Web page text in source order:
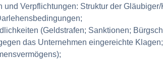
und Verpflichtungen: Struktur der
(Geldstrafen; Sanktionen;
das Unternehmen eingereichte